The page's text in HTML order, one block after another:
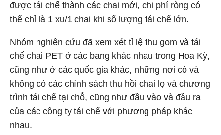
được tái chế thành các chai mới, chi phí ròng có
thể chỉ là 1 xu/1 chai khi số lượng tái chế lớn.
Nhóm nghiên cứu đã xem xét tỉ lệ thu gom và tái
chế chai PET ở các bang khác nhau trong Hoa Kỳ,
cũng như ở các quốc gia khác, những nơi có và
không có các chính sách thu hồi chai lọ và chương
trình tái chế tại chỗ, cũng như đầu vào và đầu ra
của các công ty tái chế với phương pháp khác
nhau.